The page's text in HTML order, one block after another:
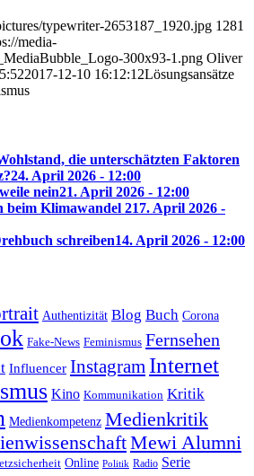
typewriter-2653187_1920.jpg 1281
media-
300x93-1.png Oliver
2017-12-10 16:12:12Lösungsansätze
die unterschätzten Faktoren
24. April 2026 - 12:00
nein21. April 2026 - 12:00
beim Klimawandel 217. April 2026 -
schreiben14. April 2026 - 12:00
Authentizität Blog Buch Corona
Fake-News Feminismus Fernsehen
Influencer Instagram Internet
Kino Kommunikation Kritik
Medienkompetenz Medienkritik
Mewi Alumni
Online Politik Radio Serie